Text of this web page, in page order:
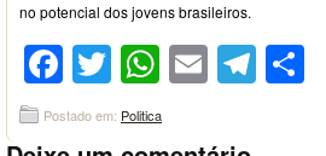
no potencial dos jovens brasileiros.
Facebook
Twitter
WhatsApp
Email
Postado em: Politica